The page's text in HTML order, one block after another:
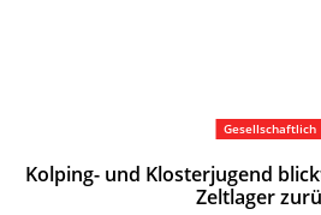
Gesellschaftlich
Kolping- und Klosterjugend
Zeltlager